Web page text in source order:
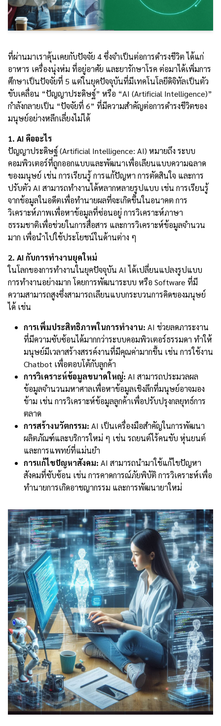
ที่ผ่านมาเราคุ้นเคยกับปัจจัย 4 ซึ่งจำเป็นต่อการดำรงชีวิต ได้แก่
อาหาร เครื่องนุ่งห่ม ที่อยู่อาศัย และยารักษาโรค ต่อมาได้เพิ่มการ
ศึกษาเป็นปัจจัยที่ 5 แต่ในยุคปัจจุบันที่มีเทคโนโลยีดิจิทัลเป็นตัว
ขับเคลื่อน “ปัญญาประดิษฐ์” หรือ “AI (Artificial Intelligence)”
กำลังกลายเป็น “ปัจจัยที่ 6” ที่มีความสำคัญต่อการดำรงชีวิตของ
มนุษย์อย่างหลีกเลี่ยงไม่ได้
1. AI คืออะไร
ปัญญาประดิษฐ์ (Artificial Intelligence: AI) หมายถึง ระบบ
คอมพิวเตอร์ที่ถูกออกแบบและพัฒนาเพื่อเลียนแบบความฉลาด
ของมนุษย์ เช่น การเรียนรู้ การแก้ปัญหา การตัดสินใจ และการ
ปรับตัว AI สามารถทำงานได้หลากหลายรูปแบบ เช่น การเรียนรู้
จากข้อมูลในอดีตเพื่อทำนายผลที่จะเกิดขึ้นในอนาคต การ
วิเคราะห์ภาพเพื่อหาข้อมูลที่ซ่อนอยู่ การวิเคราะห์ภาษา
ธรรมชาติเพื่อช่วยในการสื่อสาร และการวิเคราะห์ข้อมูลจำนวน
มาก เพื่อนำไปใช้ประโยชน์ในด้านต่าง ๆ
2. AI กับการทำงานยุคใหม่
ในโลกของการทำงานในยุคปัจจุบัน AI ได้เปลี่ยนแปลงรูปแบบ
การทำงานอย่างมาก โดยการพัฒนาระบบ หรือ Software ที่มี
ความสามารถสูงซึ่งสามารถเลียนแบบกระบวนการคิดของมนุษย์
ได้ เช่น
การเพิ่มประสิทธิภาพในการทำงาน: AI ช่วยลดภาระงาน
ที่มีความซับซ้อนได้มากกว่าระบบคอมพิวเตอร์ธรรมดา ทำให้
มนุษย์มีเวลาสร้างสรรค์งานที่มีคุณค่ามากขึ้น เช่น การใช้งาน
Chatbot เพื่อตอบโต้กับลูกค้า
การวิเคราะห์ข้อมูลขนาดใหญ่: AI สามารถประมวลผล
ข้อมูลจำนวนมหาศาลเพื่อหาข้อมูลเชิงลึกที่มนุษย์อาจมอง
ข้าม เช่น การวิเคราะห์ข้อมูลลูกค้าเพื่อปรับปรุงกลยุทธ์การ
ตลาด
การสร้างนวัตกรรม: AI เป็นเครื่องมือสำคัญในการพัฒนา
ผลิตภัณฑ์และบริการใหม่ ๆ เช่น รถยนต์ไร้คนขับ หุ่นยนต์
และการแพทย์ที่แม่นยำ
การแก้ไขปัญหาสังคม: AI สามารถนำมาใช้แก้ไขปัญหา
สังคมที่ซับซ้อน เช่น การคาดการณ์ภัยพิบัติ การวิเคราะห์เพื่อ
ทำนายการเกิดอาชญากรรม และการพัฒนายาใหม่